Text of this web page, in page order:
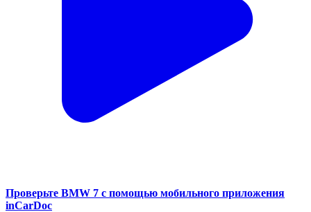
Проверьте BMW 7 с помощью мобильного приложения
inCarDoc